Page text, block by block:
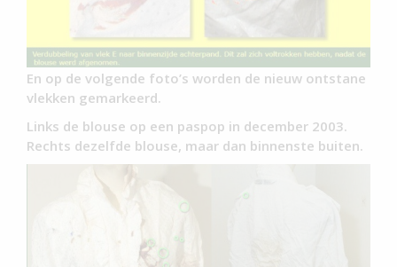
En op de volgende foto’s worden de nieuw ontstane
vlekken gemarkeerd.
Links de blouse op een paspop in december 2003.
Rechts dezelfde blouse, maar dan binnenste buiten.